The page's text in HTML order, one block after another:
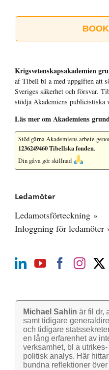
Krigsvetenskap­sakademien
af Tibell bl a med uppgiften att
Sveriges säkerhet och försvar.
stödja Akademiens publicistiska
Läs mer om Akademiens
Stöd gärna Akademiens arbete
1236249460 Tibellska fonden.
Din gåva gör skillnad
Ledamöter
Ledamotsförteckning »
Inloggning för ledamöter
Michael Sahlin är fil dr,
samt tidigare
och tidigare
en lång erfarenhet av
verk­samhet, bl a
politisk analys. Här
bundna reflek­tioner